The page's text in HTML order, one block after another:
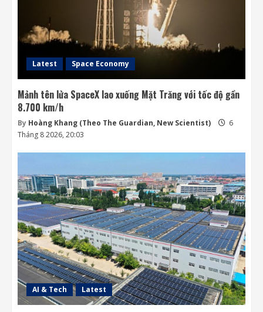
4
Honda quay lại lĩnh vực robot với bàn tay
robot siêu khéo léo
6 Tháng 8 2026, 06:35
Latest Space Economy
Mảnh tên lửa SpaceX lao xuống Mặt Trăng với tốc độ gần
8.700 km/h
By Hoàng Khang (Theo The Guardian, New Scientist)
6
Tháng 8 2026, 20:03
AI & Tech Latest